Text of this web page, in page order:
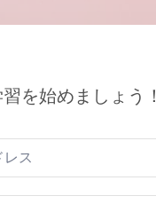
を始めましょう！